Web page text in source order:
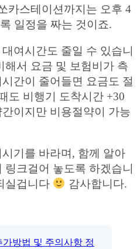
카스테이션까지는 오후 4
일정을 짜는 것이죠.
여시간도 줄일 수 있습니
해서 요금 및 보험비가 측
간이 줄어들면 요금도 절
도 비행기 도착시간 +30
이지만 비용절약이 가능
기를 바라며, 함께 알아
크걸어 놓도록 하겠습니
실겁니다
감사합니다.
방법 및 주의사항 정